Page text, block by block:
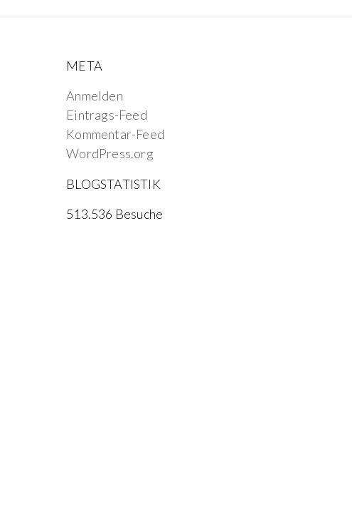
META
Anmelden
Eintrags-Feed
Kommentar-Feed
WordPress.org
BLOGSTATISTIK
513.536 Besuche